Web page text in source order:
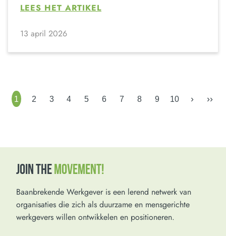
LEES HET ARTIKEL
13 april 2026
1 2 3 4 5 6 7 8 9 10 › ››
JOIN THEMOVEMENT!
Baanbrekende Werkgever is een lerend netwerk van
organisaties die zich als duurzame en mensgerichte
werkgevers willen ontwikkelen en positioneren.